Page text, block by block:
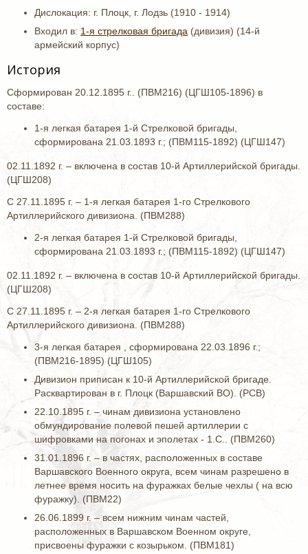
Дислокация: г. Плоцк, г. Лодзь (1910 - 1914)
Входил в: 1-я стрелковая бригада (дивизия) (14-й
армейский корпус)
История
Сформирован 20.12.1895 г.. (ПВМ216) (ЦГШ105-1896) в
составе:
1-я легкая батарея 1-й Стрелковой бригады,
сформирована 21.03.1893 г.; (ПВМ115-1892) (ЦГШ147)
02.11.1892 г. – включена в состав 10-й Артиллерийской бригады.
(ЦГШ208)
С 27.11.1895 г. – 1-я легкая батарея 1-го Стрелкового
Артиллерийского дивизиона. (ПВМ288)
2-я легкая батарея 1-й Стрелковой бригады,
сформирована 21.03.1893 г.; (ПВМ115-1892) (ЦГШ147)
02.11.1892 г. – включена в состав 10-й Артиллерийской бригады.
(ЦГШ208)
С 27.11.1895 г. – 2-я легкая батарея 1-го Стрелкового
Артиллерийского дивизиона. (ПВМ288)
3-я легкая батарея , сформирована 22.03.1896 г.;
(ПВМ216-1895) (ЦГШ105)
Дивизион приписан к 10-й Артиллерийской бригаде.
Расквартирован в г. Плоцк (Варшавский ВО). (РСВ)
22.10.1895 г. – чинам дивизиона установлено
обмундирование полевой пешей артиллерии с
шифровками на погонах и эполетах - 1.С.. (ПВМ260)
31.01.1896 г. – в частях, расположенных в составе
Варшавского Военного округа, всем чинам разрешено в
летнее время носить на фуражках белые чехлы ( на всю
фуражку). (ПВМ22)
26.06.1899 г. – всем нижним чинам частей,
расположенных в Варшавском Военном округе,
присвоены фуражки с козырьком. (ПВМ181)